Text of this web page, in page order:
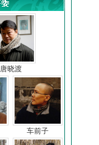
唐晓渡
车前子